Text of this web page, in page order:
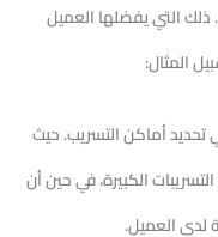
ذلك التي يفضلها العميل
المثال:
تحديد أماكن التسريب. حيث
الكبيرة، في حين أن
لدى العميل.